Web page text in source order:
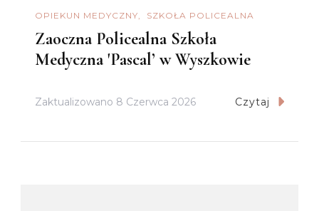
OPIEKUN MEDYCZNY SZKOŁA POLICEALNA
Zaoczna Policealna Szkoła
Medyczna 'Pascal’ w Wyszkowie
Zaktualizowano 8 Czerwca 2026 Czytaj